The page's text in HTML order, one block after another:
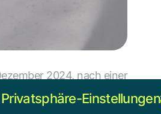
2024, nach einer
Herzen die Arbeit des
Privatsphäre-Einstellungen